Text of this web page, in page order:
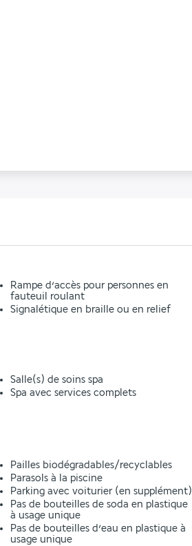
Rampe d’accès pour personnes en
fauteuil roulant
Signalétique en braille ou en relief
Salle(s) de soins spa
Spa avec services complets
Pailles biodégradables/recyclables
Parasols à la piscine
Parking avec voiturier (en supplément)
Pas de bouteilles de soda en plastique
à usage unique
Pas de bouteilles d’eau en plastique à
usage unique